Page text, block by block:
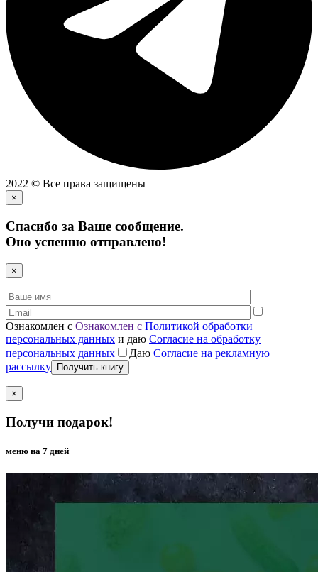
2022 © Все права защищены
×
Спасибо за Ваше сообщение.
Оно успешно отправлено!
×
Ознакомлен с Ознакомлен с Политикой обработки
персональных данных и даю Согласие на обработку
персональных данных
Даю Согласие на рекламную
рассылку
×
Получи подарок!
меню на 7 дней